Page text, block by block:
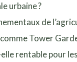
urbaine ?
de
Tower
rentable pour